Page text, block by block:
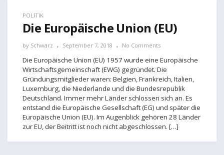
POLITIK
Die Europäische Union (EU)
by Schwarz September 7, 2018 No Comments
Die Europäische Union (EU) 1957 wurde eine Europäische
Wirtschaftsgemeinschaft (EWG) gegründet. Die
Gründungsmitglieder waren: Belgien, Frankreich, Italien,
Luxemburg, die Niederlande und die Bundesrepublik
Deutschland. Immer mehr Länder schlossen sich an. Es
entstand die Europäische Gesellschaft (EG) und später die
Europäische Union (EU). Im Augenblick gehören 28 Länder
zur EU, der Beitritt ist noch nicht abgeschlossen. […]